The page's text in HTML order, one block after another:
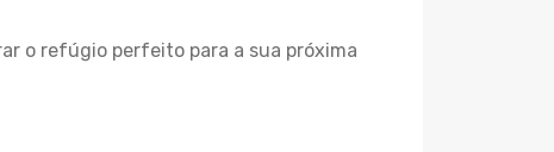
o refúgio perfeito para a sua próxima